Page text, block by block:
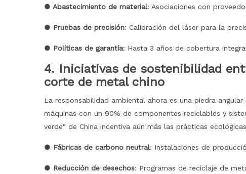
● Abastecimiento de material: Asociaciones con
● Pruebas de precisión: Calibración del láser para la
● Políticas de garantía: Hasta 3 años de cobertura
4. Iniciativas de sostenibilidad
corte de metal chino
La responsabilidad ambiental ahora es una piedra
máquinas con un 90% de componentes reciclables y
verde" de China incentiva aún más las prácticas
● Fábricas de carbono neutral: Instalaciones de
● Reducción de desechos: Programas de reciclaje de